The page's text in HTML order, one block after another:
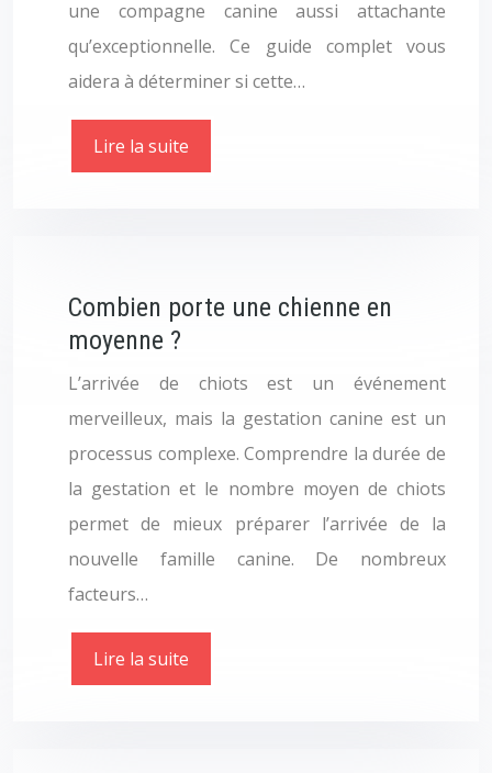
une compagne canine aussi attachante
qu’exceptionnelle. Ce guide complet vous
aidera à déterminer si cette…
Lire la suite
Combien porte une chienne en
moyenne ?
L’arrivée de chiots est un événement
merveilleux, mais la gestation canine est un
processus complexe. Comprendre la durée de
la gestation et le nombre moyen de chiots
permet de mieux préparer l’arrivée de la
nouvelle famille canine. De nombreux
facteurs…
Lire la suite